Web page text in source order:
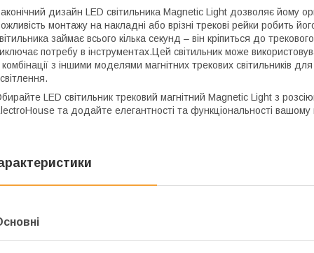
дизайн LED світильника Magnetic Light дозволяє йому
монтажу на накладні або врізні трекові рейки робить
займає всього кілька секунд – він кріпиться до
потребу в інструментах.Цей світильник може
комбінації з іншими моделями магнітних трекових світильників
LED світильник трековий магнітний Magnetic Light з
та додайте елегантності та функціональності вашому